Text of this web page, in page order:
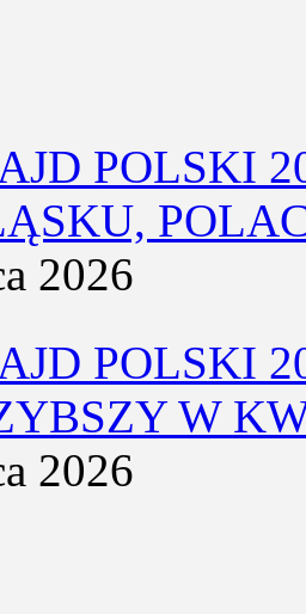
POLSKI
2026
POLSKI
W
2026